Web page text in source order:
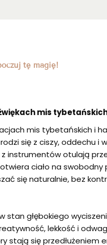
tę magię!
mis
mis tybetańskich i
się z ciszy, oddechu i
z instrumentów otulają
ciało na swobodny
się naturalnie, bez
stan głębokiego
lekkość i
stają się przedłużeniem